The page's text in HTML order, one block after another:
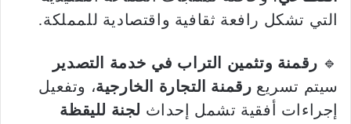
التي تشكل رافعة ثقافية واقتصادية للمملكة.
🔹 رقمنة وتثمين التراب في خدمة التصدير
سيتم تسريع رقمنة التجارة الخارجية، وتفعيل
إجراءات أفقية تشمل إحداث لجنة لليقظة